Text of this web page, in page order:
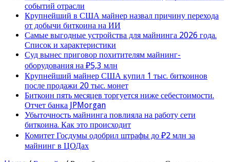
событий отрасли
Крупнейший в США майнер назвал причину перехода
от добычи биткоина на ИИ
Самые выгодные устройства для майнинга 2026 года.
Список и характеристики
Суд вынес приговор похитителям майнинг-
оборудования на ₽5,3 млн
Крупнейший майнер США купил 1 тыс. биткоинов
после продажи 20 тыс. монет
Биткоин пять месяцев торгуется ниже себестоимости.
Отчет банка JPMorgan
Убыточность майнинга повлияла на работу сети
биткоина. Как это происходит
Комитет Госдумы одобрил штрафы до ₽2 млн за
майнинг в ЦОДах